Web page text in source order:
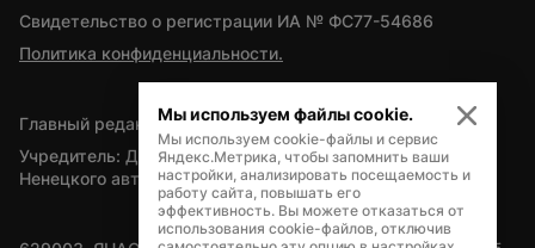
Свидетельство о регистрации ИА № ФС77-54686
Политика конфиденциальности.
Главный редактор — А.Л. Поздеев
Учредитель: Департамент внутренней политики Ямало-
Ненецкого автономного округа
Мы используем файлы cookie.
Мы используем cookie-файлы и сервис
Яндекс.Метрика, чтобы запомнить ваши
настройки, анализировать посещаемость и
работу сайта, повышать его
эффективность. Вы можете отказаться от
использования cookie-файлов, отключив